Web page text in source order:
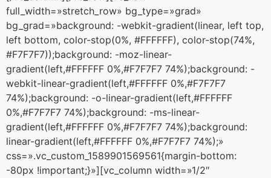
full_width=»stretch_row» bg_type=»grad»
bg_grad=»background: -webkit-gradient(linear, left top,
left bottom, color-stop(0%, #FFFFFF), color-stop(74%,
#F7F7F7));background: -moz-linear-
gradient(left,#FFFFFF 0%,#F7F7F7 74%);background: -
webkit-linear-gradient(left,#FFFFFF 0%,#F7F7F7
74%);background: -o-linear-gradient(left,#FFFFFF
0%,#F7F7F7 74%);background: -ms-linear-
gradient(left,#FFFFFF 0%,#F7F7F7 74%);background:
linear-gradient(left,#FFFFFF 0%,#F7F7F7 74%);»
css=».vc_custom_1589901569561{margin-bottom:
-80px !important;}»][vc_column width=»1/2″